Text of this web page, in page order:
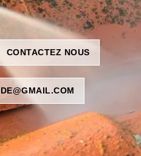
CONTACTEZ NOUS